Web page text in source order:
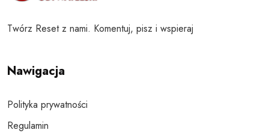
Twórz Reset z nami. Komentuj, pisz i wspieraj
Nawigacja
Polityka prywatności
Regulamin